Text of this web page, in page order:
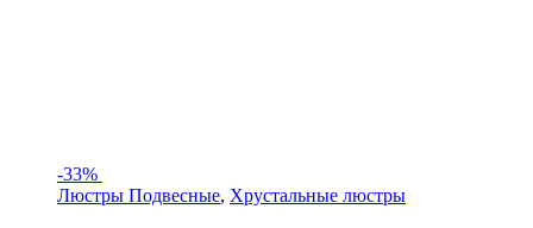
-33%
Люстры Подвесные, Хрустальные люстры